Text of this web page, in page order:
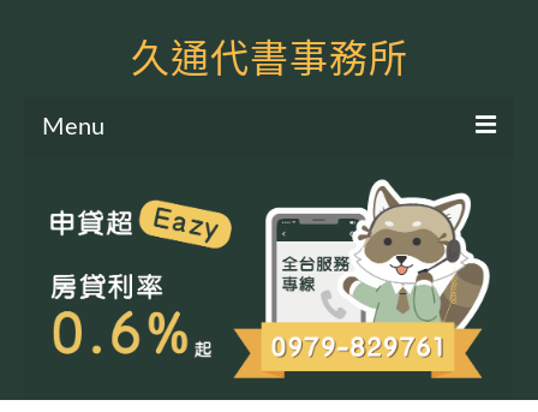
久通代書事務所
Menu
土地二胎申貸
房屋二胎申貸
軍公教貸款